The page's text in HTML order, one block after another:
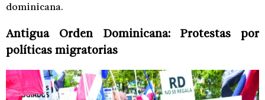
dominicana.
Antigua Orden Dominicana: Protestas por
políticas migratorias